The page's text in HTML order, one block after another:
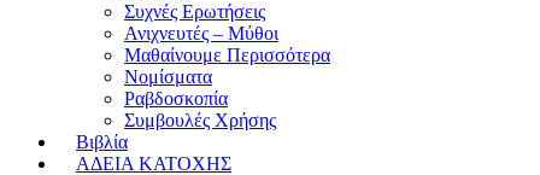
Συχνές Ερωτήσεις
Ανιχνευτές – Μύθοι
Μαθαίνουμε Περισσότερα
Νομίσματα
Ραβδοσκοπία
Συμβουλές Χρήσης
Βιβλία
ΑΔΕΙΑ ΚΑΤΟΧΗΣ